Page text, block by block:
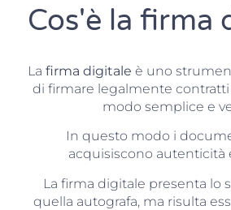
Cos'è la firma
La firma digitale è uno
di firmare legalmente
modo semplice e
In questo modo i
acquisiscono autenticità
La firma digitale presenta lo
quella autografa, ma risulta